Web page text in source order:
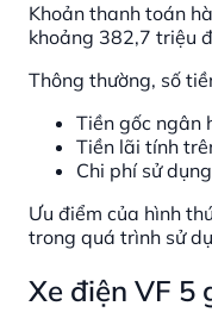
Khoản thanh toán
khoảng 382,7 triệu
Thông thường, số
Tiền gốc ngân
Tiền lãi tính
Chi phí sử
Ưu điểm của hình
trong quá trình sử
Xe điện VF 5